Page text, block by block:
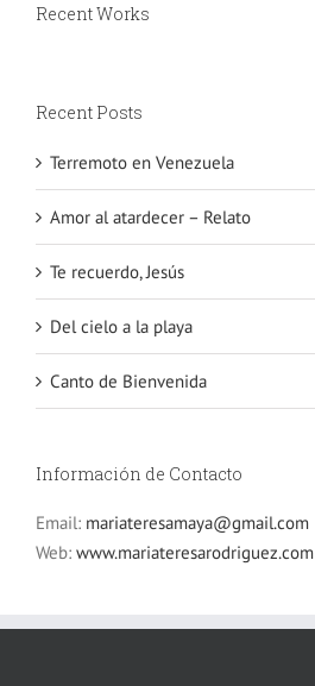
Recent Works
Recent Posts
Terremoto en Venezuela
Amor al atardecer – Relato
Te recuerdo, Jesús
Del cielo a la playa
Canto de Bienvenida
Información de Contacto
Email: mariateresamaya@gmail.com
Web: www.mariateresarodriguez.com